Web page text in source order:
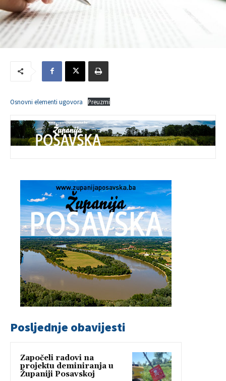
Osnovni elementi ugovora Preuzmi
Posljednje obavijesti
Započeli radovi na
projektu deminiranja u
Županiji Posavskoj